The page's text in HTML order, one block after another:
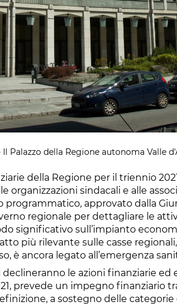
Palazzo della Regione autonoma Valle
della Regione per il triennio
organizzazioni sindacali e alle
approvato dalla
regionale per dettagliare le
significativo sull’impianto
più rilevante sulle casse
è ancora legato all’emergenza
le azioni finanziarie ed
prevede un impegno finanziario
a sostegno delle